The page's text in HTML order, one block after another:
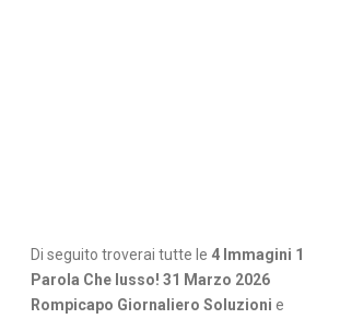
Di seguito troverai tutte le 4 Immagini 1
Parola Che lusso! 31 Marzo 2026
Rompicapo Giornaliero Soluzioni e